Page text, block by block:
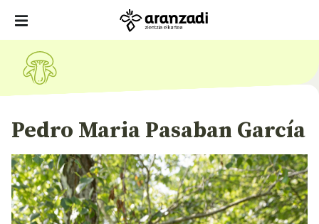
Pedro Maria Pasaban García